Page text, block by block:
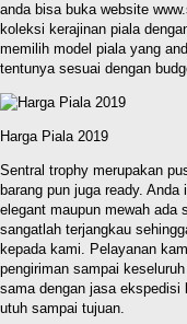
anda bisa buka website
koleksi kerajinan piala
memilih model piala yang
tentunya sesuai dengan
Harga Piala 2019
Sentral trophy merupakan
barang pun juga ready.
elegant maupun mewah ada
sangatlah terjangkau
kepada kami. Pelayanan
pengiriman sampai
sama dengan jasa ekspedisi
utuh sampai tujuan.